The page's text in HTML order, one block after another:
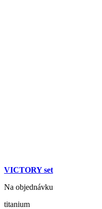
VICTORY set
Na objednávku
titanium